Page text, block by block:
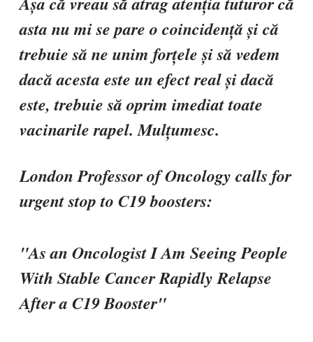
asta nu mi se pare o coincidență și că
trebuie să ne unim forțele și să vedem
dacă acesta este un efect real și dacă
este, trebuie să oprim imediat toate
vacinarile rapel. Mulțumesc.
London Professor of Oncology calls for
urgent stop to C19 boosters:
"As an Oncologist I Am Seeing People
With Stable Cancer Rapidly Relapse
After a C19 Booster"